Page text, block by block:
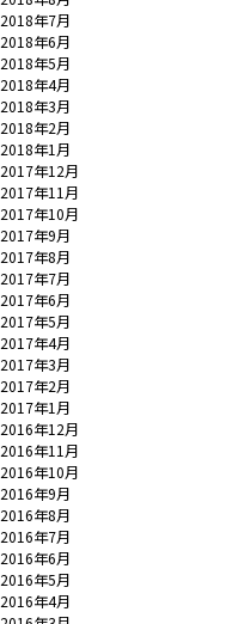
2018年7月
2018年6月
2018年5月
2018年4月
2018年3月
2018年2月
2018年1月
2017年12月
2017年11月
2017年10月
2017年9月
2017年8月
2017年7月
2017年6月
2017年5月
2017年4月
2017年3月
2017年2月
2017年1月
2016年12月
2016年11月
2016年10月
2016年9月
2016年8月
2016年7月
2016年6月
2016年5月
2016年4月